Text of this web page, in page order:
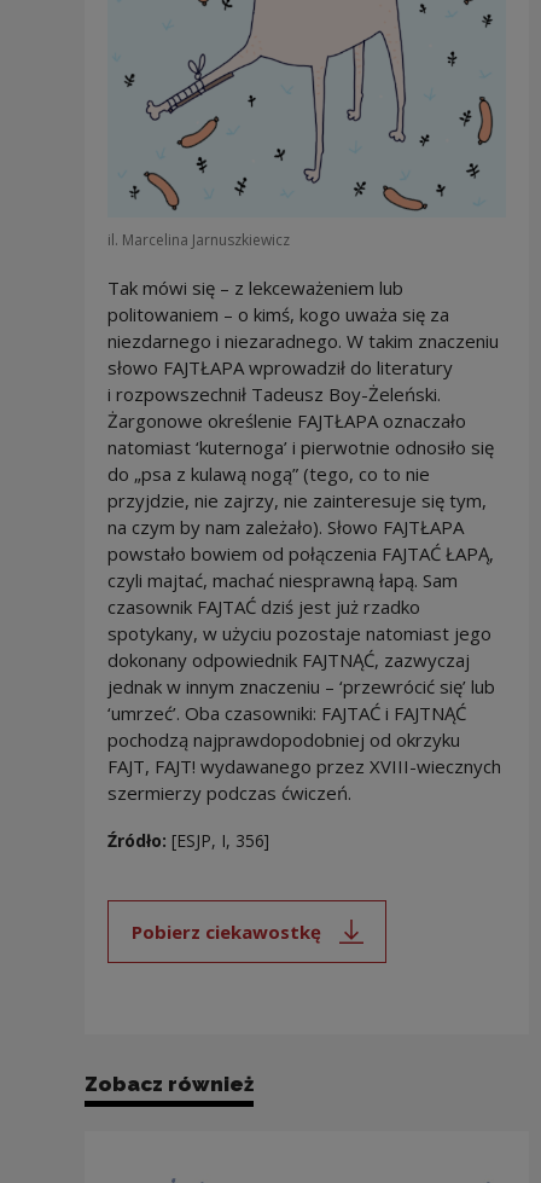
il. Marcelina Jarnuszkiewicz
Tak mówi się – z lekceważeniem lub
politowaniem – o kimś, kogo uważa się za
niezdarnego i niezaradnego. W takim znaczeniu
słowo FAJTŁAPA wprowadził do literatury
i rozpowszechnił Tadeusz Boy-Żeleński.
Żargonowe określenie FAJTŁAPA oznaczało
natomiast ‘kuternoga’ i pierwotnie odnosiło się
do „psa z kulawą nogą” (tego, co to nie
przyjdzie, nie zajrzy, nie zainteresuje się tym,
na czym by nam zależało). Słowo FAJTŁAPA
powstało bowiem od połączenia FAJTAĆ ŁAPĄ,
czyli majtać, machać niesprawną łapą. Sam
czasownik FAJTAĆ dziś jest już rzadko
spotykany, w użyciu pozostaje natomiast jego
dokonany odpowiednik FAJTNĄĆ, zazwyczaj
jednak w innym znaczeniu – ‘przewrócić się’ lub
‘umrzeć’. Oba czasowniki: FAJTAĆ i FAJTNĄĆ
pochodzą najprawdopodobniej od okrzyku
FAJT, FAJT! wydawanego przez XVIII-wiecznych
szermierzy podczas ćwiczeń.
Źródło: [ESJP, I, 356]
Pobierz ciekawostkę
Uwaga, link zostanie otwarty
Zobacz również